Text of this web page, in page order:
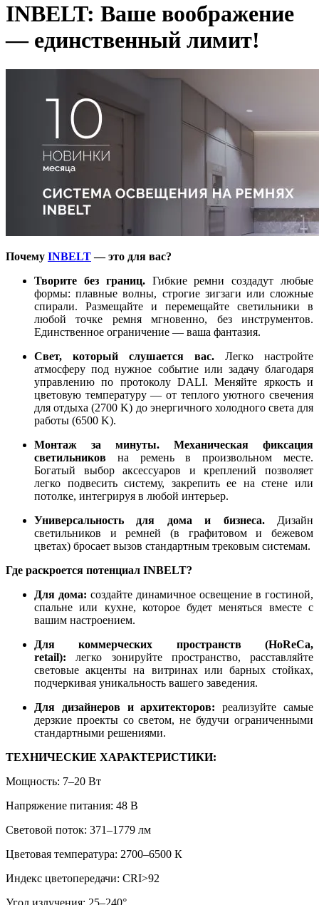
INBELT: Ваше воображение
— единственный лимит!
Почему INBELT— это для вас?
Творите без границ.Гибкие ремни создадут любые
формы: плавные волны, строгие зигзаги или сложные
спирали. Размещайте и перемещайте светильники в
любой точке ремня мгновенно, без инструментов.
Единственное ограничение — ваша фантазия.
Свет, который слушается вас. Легко настройте
атмосферу под нужное событие или задачу благодаря
управлению по протоколу DALI. Меняйте яркость и
цветовую температуру — от теплого уютного свечения
для отдыха (2700 K) до энергичного холодного света для
работы (6500 K).
Монтаж за минуты.
Механическая фиксация
светильников на ремень в произвольном месте.
Богатый выбор аксессуаров и креплений позволяет
легко подвесить систему, закрепить ее на стене или
потолке, интегрируя в любой интерьер.
Универсальность для дома и бизнеса.Дизайн
светильников и ремней (в графитовом и бежевом
цветах) бросает вызов стандартным трековым системам.
Где раскроется потенциал INBELT?
Для дома: создайте динамичное освещение в гостиной,
спальне или кухне, которое будет меняться вместе с
вашим настроением.
Для коммерческих пространств (HoReCa,
retail): легко зонируйте пространство, расставляйте
световые акценты на витринах или барных стойках,
подчеркивая уникальность вашего заведения.
Для дизайнеров и архитекторов: реализуйте самые
дерзкие проекты со светом, не будучи ограниченными
стандартными решениями.
ТЕХНИЧЕСКИЕ ХАРАКТЕРИСТИКИ:
Мощность: 7–20 Вт
Напряжение питания: 48 В
Световой поток: 371–1779 лм
Цветовая температура: 2700–6500 К
Индекс цветопередачи: CRI>92
Угол излучения: 25–240°